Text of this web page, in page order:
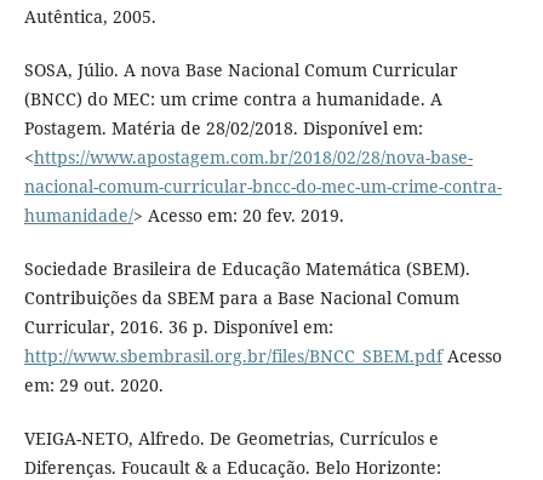
Autêntica, 2005.
SOSA, Júlio. A nova Base Nacional Comum Curricular
(BNCC) do MEC: um crime contra a humanidade. A
Postagem. Matéria de 28/02/2018. Disponível em:
<https://www.apostagem.com.br/2018/02/28/nova-base-
nacional-comum-curricular-bncc-do-mec-um-crime-contra-
humanidade/> Acesso em: 20 fev. 2019.
Sociedade Brasileira de Educação Matemática (SBEM).
Contribuições da SBEM para a Base Nacional Comum
Curricular, 2016. 36 p. Disponível em:
http://www.sbembrasil.org.br/files/BNCC_SBEM.pdfAcesso
em: 29 out. 2020.
VEIGA-NETO, Alfredo. De Geometrias, Currículos e
Diferenças. Foucault & a Educação. Belo Horizonte: